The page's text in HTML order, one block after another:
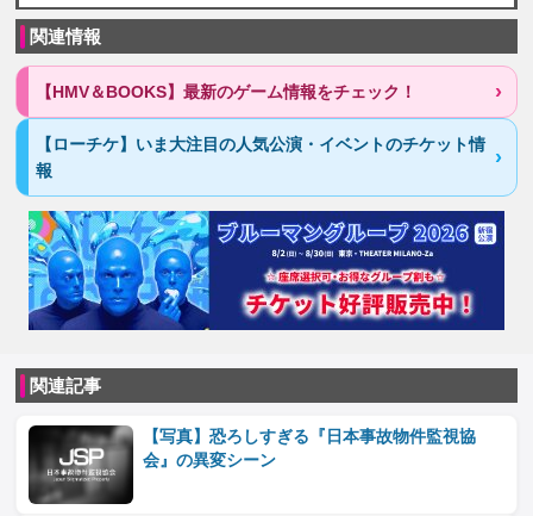
関連情報
【HMV＆BOOKS】最新のゲーム情報をチェック！
【ローチケ】いま大注目の人気公演・イベントのチケット情
報
関連記事
【写真】恐ろしすぎる『日本事故物件監視協
会』の異変シーン